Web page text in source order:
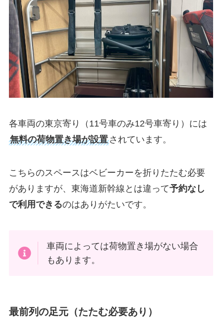
各車両の東京寄り（11号車のみ12号車寄り）には
無料の荷物置き場が設置されています。
こちらのスペースはベビーカーを折りたたむ必要
がありますが、東海道新幹線とは違って予約なし
で利用できるのはありがたいです。
車両によっては荷物置き場がない場合
もあります。
最前列の足元（たたむ必要あり）